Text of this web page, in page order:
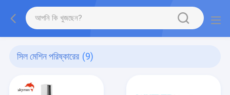
সিল মেশিন পরিষ্কারের (9)